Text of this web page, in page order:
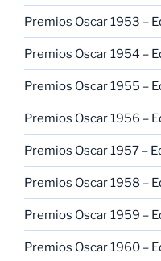
Premios Oscar 1953 –
Premios Oscar 1954 –
Premios Oscar 1955 –
Premios Oscar 1956 –
Premios Oscar 1957 –
Premios Oscar 1958 –
Premios Oscar 1959 –
Premios Oscar 1960 –